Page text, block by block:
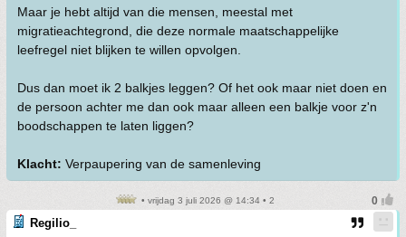
Maar je hebt altijd van die mensen, meestal met
migratieachtegrond, die deze normale maatschappelijke
leefregel niet blijken te willen opvolgen.
Dus dan moet ik 2 balkjes leggen? Of het ook maar niet doen en
de persoon achter me dan ook maar alleen een balkje voor z'n
boodschappen te laten liggen?
Klacht: Verpaupering van de samenleving
• vrijdag 3 juli 2026 @ 14:34 • 2
Regilio_